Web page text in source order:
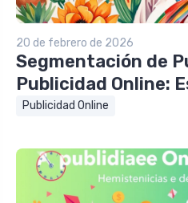
20 de febrero de 2026
Segmentación de
Publicidad Online:
Publicidad Online